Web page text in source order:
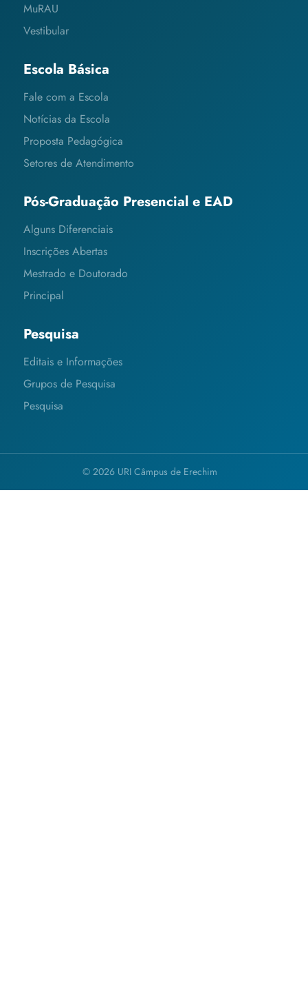
MuRAU
Vestibular
Escola Básica
Fale com a Escola
Notícias da Escola
Proposta Pedagógica
Setores de Atendimento
Pós-Graduação Presencial e EAD
Alguns Diferenciais
Inscrições Abertas
Mestrado e Doutorado
Principal
Pesquisa
Editais e Informações
Grupos de Pesquisa
Pesquisa
© 2026 URI Câmpus de Erechim